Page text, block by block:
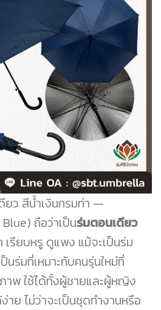
ยว สีน้ำเงินกรมท่า
ถือว่าเป็นร่มตอนเดียว
เรียบหรู ดูแพง แม้จะเป็นร่ม
นร่มที่เหมาะกับคนรุ่นใหม่ที่
พ ใช้ได้ทั้งผู้ชายและผู้หญิง
าย ไม่ว่าจะเป็นชุดทำงานหรือ